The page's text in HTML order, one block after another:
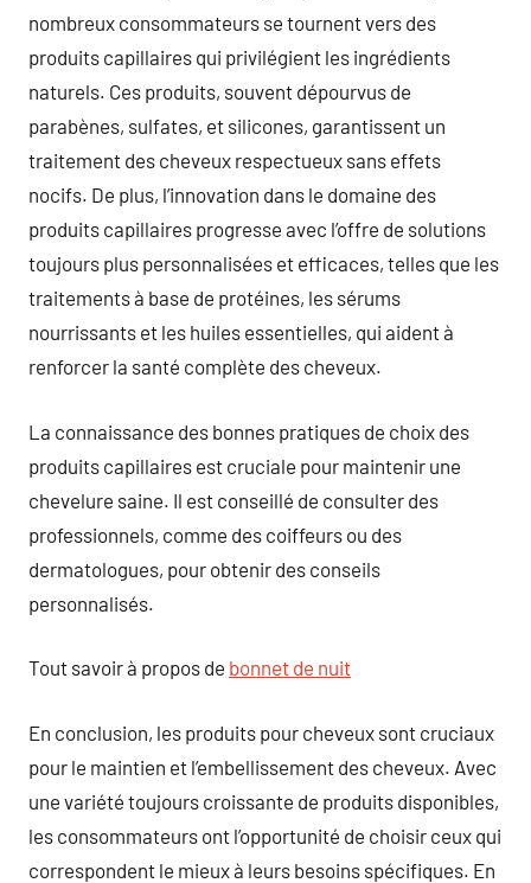
nombreux consommateurs se tournent vers des
produits capillaires qui privilégient les ingrédients
naturels. Ces produits, souvent dépourvus de
parabènes, sulfates, et silicones, garantissent un
traitement des cheveux respectueux sans effets
nocifs. De plus, l’innovation dans le domaine des
produits capillaires progresse avec l’offre de solutions
toujours plus personnalisées et efficaces, telles que les
traitements à base de protéines, les sérums
nourrissants et les huiles essentielles, qui aident à
renforcer la santé complète des cheveux.
La connaissance des bonnes pratiques de choix des
produits capillaires est cruciale pour maintenir une
chevelure saine. Il est conseillé de consulter des
professionnels, comme des coiffeurs ou des
dermatologues, pour obtenir des conseils
personnalisés.
Tout savoir à propos de bonnet de nuit
En conclusion, les produits pour cheveux sont cruciaux
pour le maintien et l’embellissement des cheveux. Avec
une variété toujours croissante de produits disponibles,
les consommateurs ont l’opportunité de choisir ceux qui
correspondent le mieux à leurs besoins spécifiques. En